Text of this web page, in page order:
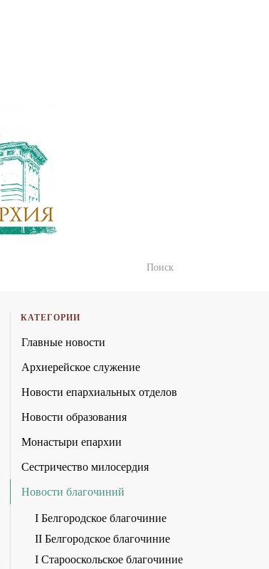
КАТЕГОРИИ
Главные новости
Архиерейское служение
Новости епархиальных отделов
Новости образования
Монастыри епархии
Сестричество милосердия
Новости благочиний
I Белгородское благочиние
II Белгородское благочиние
I Старооскольское благочиние